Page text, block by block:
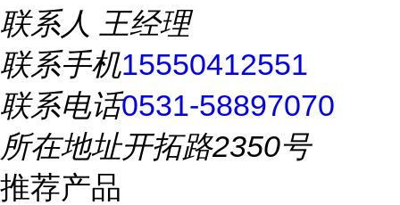
联系人 王经理
联系手机15550412551
联系电话0531-58897070
所在地址开拓路2350号
推荐产品